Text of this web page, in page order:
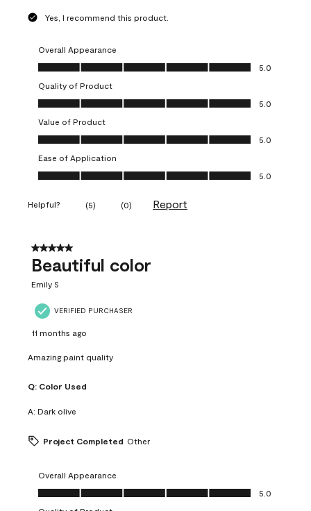
Yes, I recommend this product.
Overall Appearance
Overall Appearance, 5.0 out of 5
5.0
Quality of Product
Quality of Product, 5.0 out of 5
5.0
Value of Product
Value of Product, 5.0 out of 5
5.0
Ease of Application
Ease of Application, 5.0 out of 5
5.0
Helpful? (5) (0) Report
5 out of 5 stars.
Beautiful color
Emily S
VERIFIED PURCHASER
11 months ago
Amazing paint quality
Q: Color Used
A: Dark olive
Project Completed Other
Overall Appearance
Overall Appearance, 5.0 out of 5
5.0